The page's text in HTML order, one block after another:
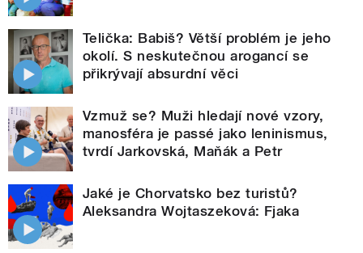
Telička: Babiš? Větší problém je jeho
okolí. S neskutečnou arogancí se
přikrývají absurdní věci
Vzmuž se? Muži hledají nové vzory,
manosféra je passé jako leninismus,
tvrdí Jarkovská, Maňák a Petr
Jaké je Chorvatsko bez turistů?
Aleksandra Wojtaszeková: Fjaka